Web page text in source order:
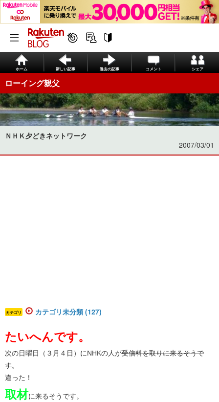
ホーム 新しい記事 過去の記事 コメント シェア
ローイング親父
ＮＨＫ夕どきネットワーク
2007/03/01
カテゴリ カテゴリ未分類 (127)
たいへんです。
次の日曜日（３月４日）にNHKの人が受信料を取りに来るそうで
す。
違った！
取材に来るそうです。